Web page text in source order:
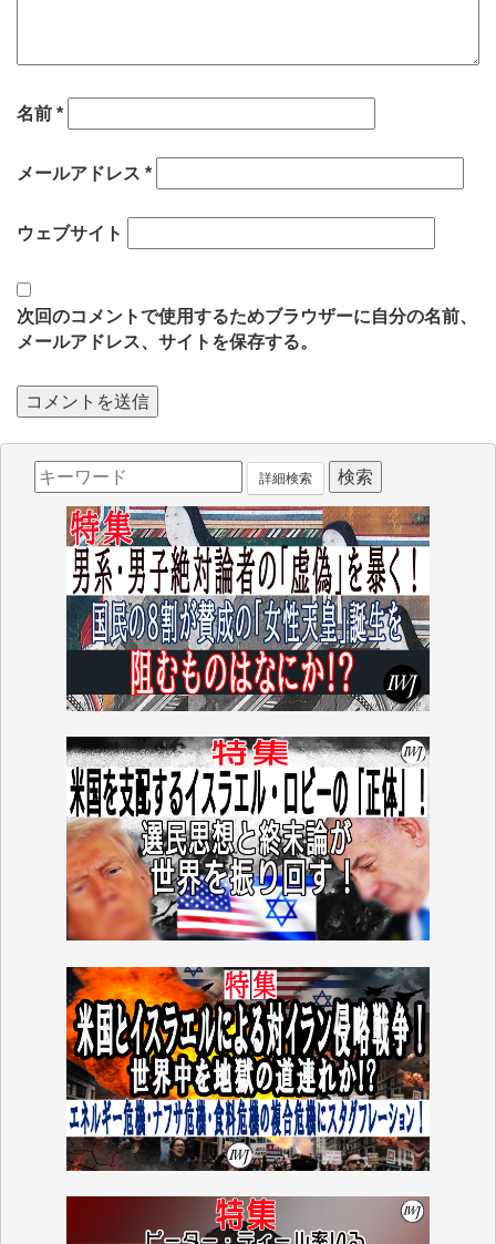
名前 *
メールアドレス *
ウェブサイト
次回のコメントで使用するためブラウザーに自分の名前、
メールアドレス、サイトを保存する。
詳細検索